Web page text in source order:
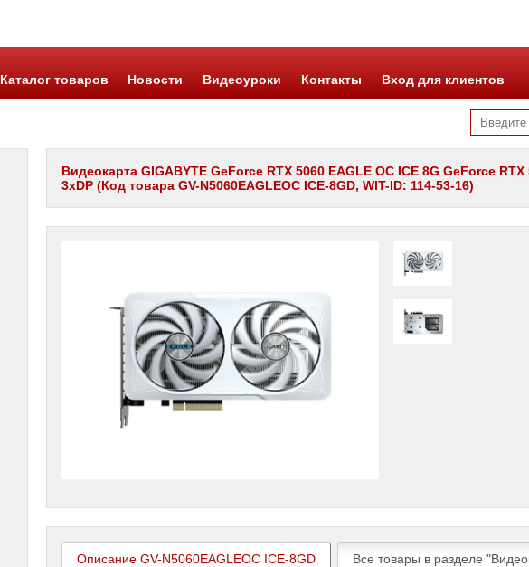
Каталог товаров Новости Видеоуроки Контакты Вход для клиентов
Видеокарта GIGABYTE GeForce RTX 5060 EAGLE OC ICE 8G GeForce
3xDP (Код товара GV-N5060EAGLEOC ICE-8GD, WIT-ID: 114-53-16)
Описание GV-N5060EAGLEOC ICE-8GD Все товары в разделе